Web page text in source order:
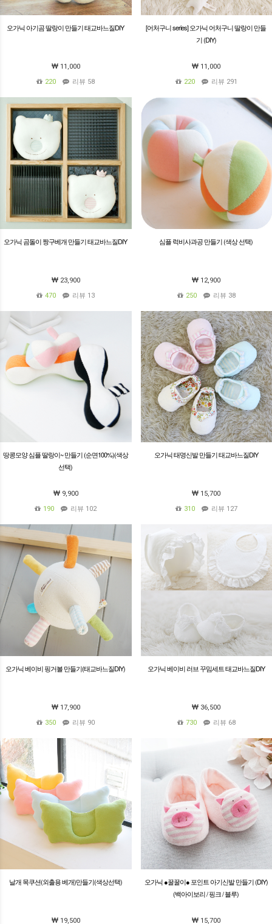
오가닉 아기곰 딸랑이 만들기 태교바느질DIY
11,000
220
리뷰 58
[어처구니 series] 오가닉 어처구니 딸랑이 만들
기 (DIY)
11,000
220
리뷰 291
오가닉 곰돌이 짱구베개 만들기 태교바느질DIY
23,900
470
리뷰 13
심플 럭비사과공 만들기 (색상 선택)
12,900
250
리뷰 38
땅콩모양 심플 딸랑이~ 만들기 (순면100%)(색상
선택)
9,900
190
리뷰 102
오가닉 태명신발 만들기 태교바느질DIY
15,700
310
리뷰 127
오가닉 베이비 핑거볼 만들기(태교바느질DIY)
17,900
350
리뷰 90
오가닉 베이비 러브 꾸밈세트 태교바느질DIY
36,500
730
리뷰 68
날개 목쿠션(외출용 베개)만들기(색상선택)
19,500
오가닉 ●꿀꿀이● 포인트 아기신발 만들기 (DIY)
(백아이보리 / 핑크 / 블루)
15,700